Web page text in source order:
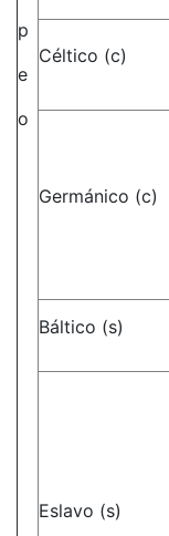
p
e
o
Céltico (c)
Germánico (c)
Báltico (s)
Eslavo (s)